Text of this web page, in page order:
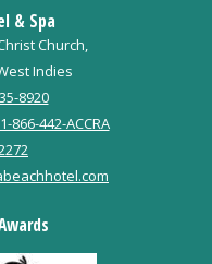
& Spa
Church,
Indies
8920
1-866-442-ACCRA